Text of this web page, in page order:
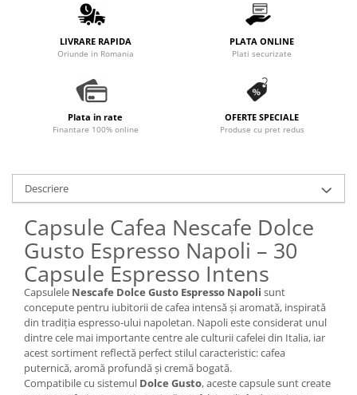
LIVRARE RAPIDA
Oriunde in Romania
PLATA ONLINE
Plati securizate
Plata in rate
Finantare 100% online
OFERTE SPECIALE
Produse cu pret redus
Descriere
Capsule Cafea Nescafe Dolce
Gusto Espresso Napoli – 30
Capsule Espresso Intens
Capsulele Nescafe Dolce Gusto Espresso Napoli sunt
concepute pentru iubitorii de cafea intensă și aromată, inspirată
din tradiția espresso-ului napoletan. Napoli este considerat unul
dintre cele mai importante centre ale culturii cafelei din Italia, iar
acest sortiment reflectă perfect stilul caracteristic: cafea
puternică, aromă profundă și cremă bogată.
Compatibile cu sistemul Dolce Gusto, aceste capsule sunt create